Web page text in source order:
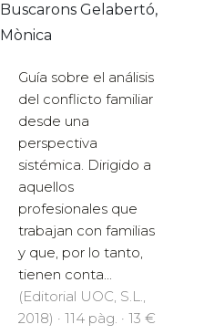
Buscarons Gelabertó,
Mònica
Guía sobre el análisis
del conflicto familiar
desde una
perspectiva
sistémica. Dirigido a
aquellos
profesionales que
trabajan con familias
y que, por lo tanto,
tienen conta...
(Editorial UOC, S.L.,
2018) · 114 pàg. · 13 €